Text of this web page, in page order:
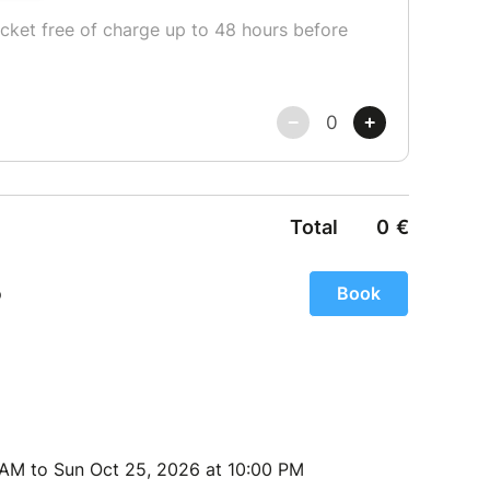
Vouvray pour la visite d’une cave une
à Amboise où vous aurez le choix de visiter
des Rois durant la renaissance, ils sont
des quatre coins du monde. Léonard De
to Sun Oct 25, 2026 at 10:00 PM